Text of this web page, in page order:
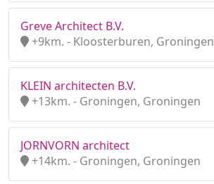
Greve Architect B.V.
+9km. - Kloosterburen, Groningen
KLEIN architecten B.V.
+13km. - Groningen, Groningen
JORNVORN architect
+14km. - Groningen, Groningen